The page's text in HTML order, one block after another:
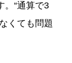
。“通算で3
くても問題